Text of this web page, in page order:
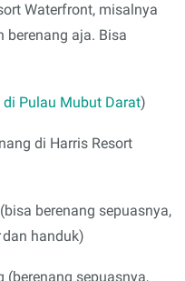
Waterfront, misalnya
berenang aja. Bisa
Pulau Mubut Darat)
di Harris Resort
berenang sepuasnya,
dan handuk)
(berenang sepuasnya,